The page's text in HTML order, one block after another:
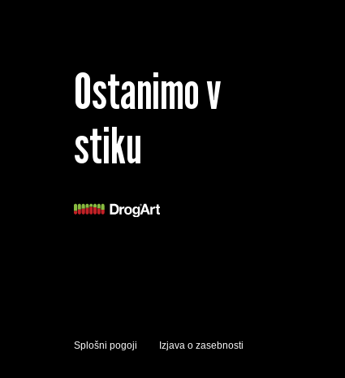
Ostanimo v
stiku
Splošni pogoji Izjava o zasebnosti